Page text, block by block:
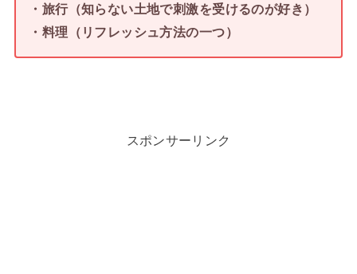
・旅行（知らない土地で刺激を受けるのが好き）
・料理（リフレッシュ方法の一つ）
スポンサーリンク